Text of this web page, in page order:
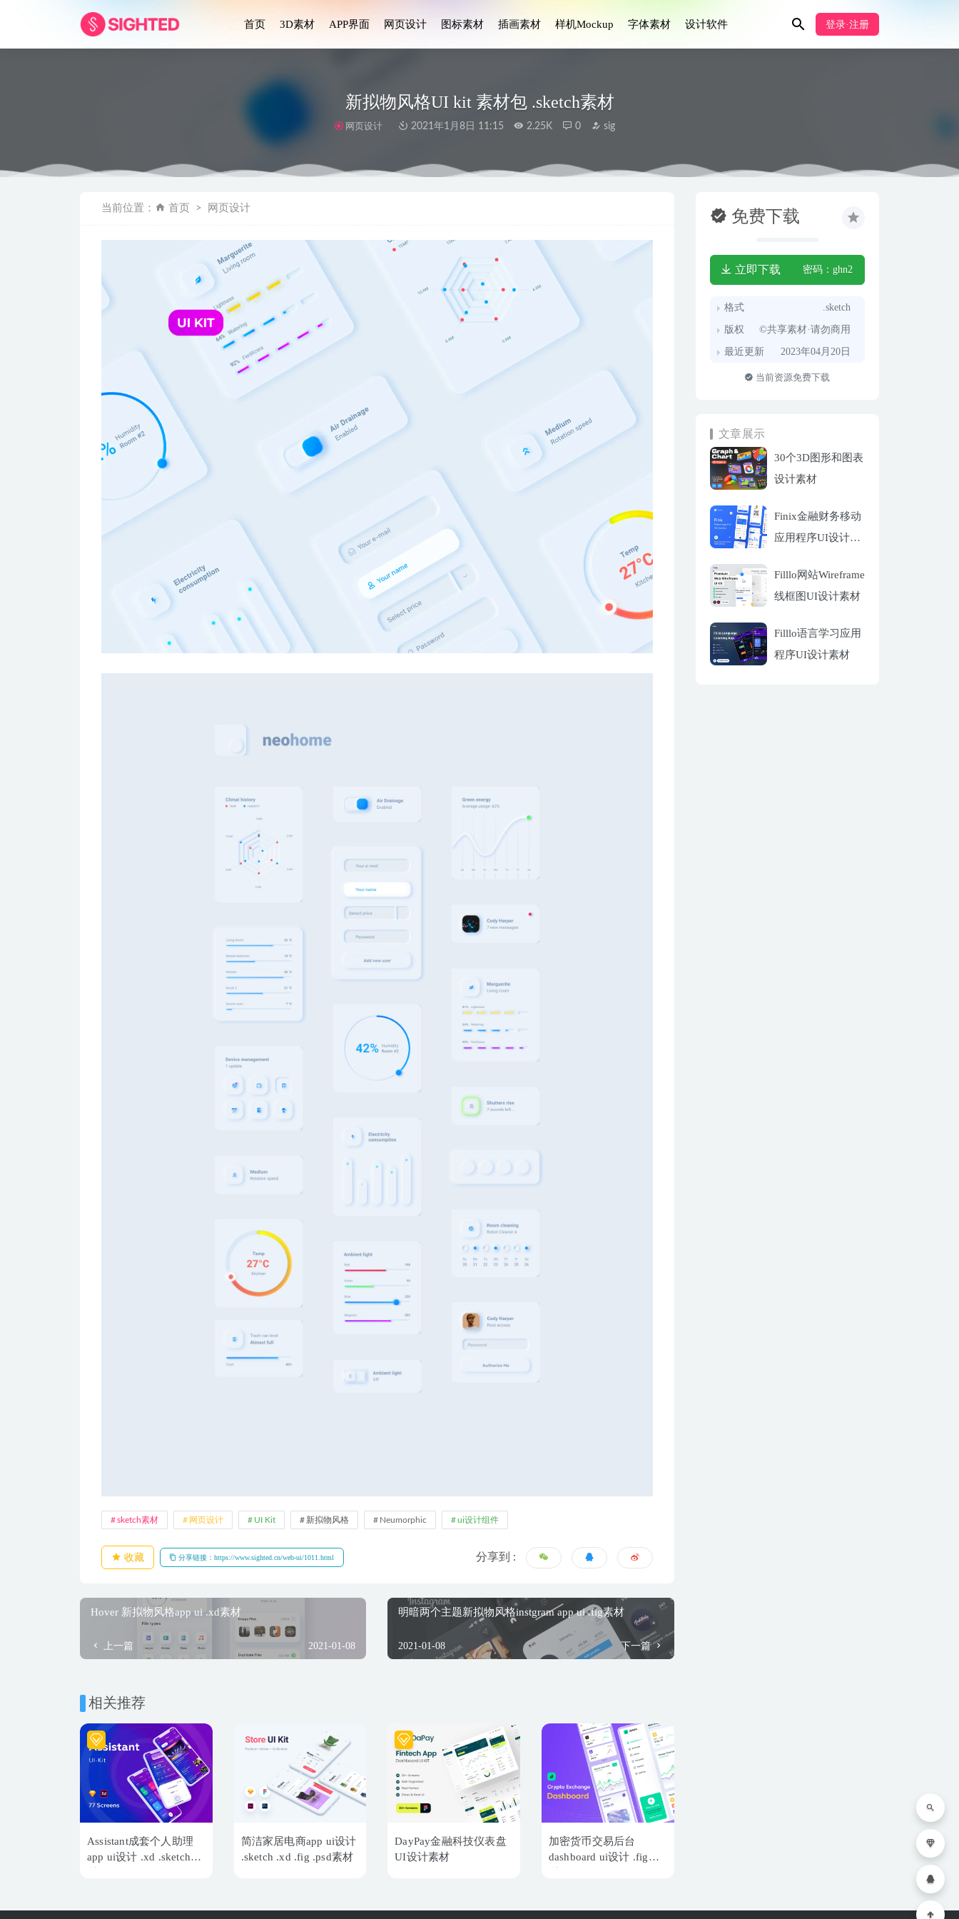
首页 3D素材 APP界面 网页设计 图标素材 插画素材 样机Mockup 字体素材 设计软件 登录·注册
新拟物风格UI kit 素材包 .sketch素材
网页设计 2021年1月8日 11:15 2.25K 0 sig
当前位置： 首页 网页设计
sketch素材 网页设计 UI Kit 新拟物风格 Neumorphic ui设计组件
收藏 分享链接：https://www.sighted.cn/web-ui/1011.html 分享到 :
Hover 新拟物风格app ui .xd素材
上一篇 2021-01-08
明暗两个主题新拟物风格instgram app ui .fig素材
2021-01-08 下一篇
相关推荐
Assistant成套个人助理
app ui设计 .xd .sketch素
简洁家居电商app ui设计
.sketch .xd .fig .psd素材
DayPay金融科技仪表盘
UI设计素材
加密货币交易后台
dashboard ui设计 .fig素
免费下载
立即下载 密码：ghn2
格式 .sketch
版权 ©共享素材·请勿商用
最近更新 2023年04月20日
当前资源免费下载
文章展示
30个3D图形和图表
设计素材
Finix金融财务移动
应用程序UI设计套
Filllo网站Wireframe
线框图UI设计素材
Filllo语言学习应用
程序UI设计素材
Prop-finder房地产app ui设计 .sketch素材 2022-01-21
R-Estate房地产应用程序用户界设计Figma素材 2023-04-12
8个响应式网站页面ui设计 .fig素材 2021-08-08